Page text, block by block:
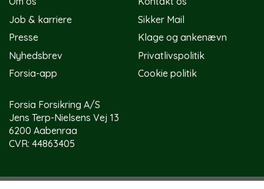
Job & karriere
Presse
Nyhedsbrev
Forsia-app
Sikker Mail
Klage og ankenævn
Privatlivspolitik
Cookie politik
Forsia Forsikring A/S
Jens Terp-Nielsens Vej 13
6200 Aabenraa
CVR: 44863405